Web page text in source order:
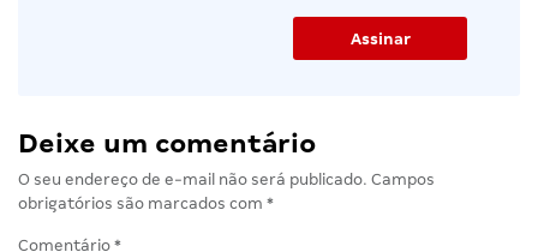
Deixe um comentário
O seu endereço de e-mail não será publicado. Campos
obrigatórios são marcados com *
Comentário *